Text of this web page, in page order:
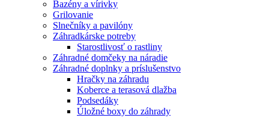
Bazény a vírivky
Grilovanie
Slnečníky a pavilóny
Záhradkárske potreby
Starostlivosť o rastliny
Záhradné domčeky na náradie
Záhradné doplnky a príslušenstvo
Hračky na záhradu
Koberce a terasová dlažba
Podsedáky
Úložné boxy do záhrady